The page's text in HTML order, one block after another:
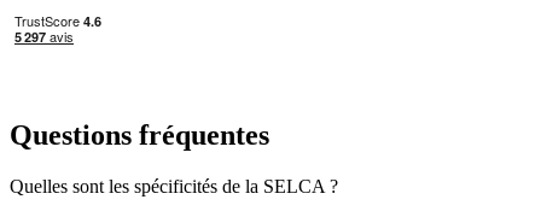
Questions fréquentes
Quelles sont les spécificités de la SELCA ?